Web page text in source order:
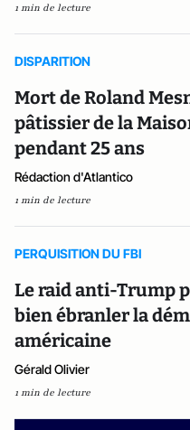
1 min de lecture
DISPARITION
Mort de Roland
pâtissier de la
pendant 25 ans
Rédaction d'Atlantico
1 min de lecture
PERQUISITION DU FBI
Le raid anti-Trump
bien ébranler la
américaine
Gérald Olivier
1 min de lecture